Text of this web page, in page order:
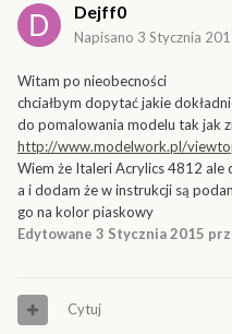
Dejff0
Napisano 3 Stycznia
Witam po nieobecności
chciałbym dopytać jakie
do pomalowania modelu tak jak
http://www.modelwork.pl/
Wiem że Italeri Acrylics 4812 ale
a i dodam że w instrukcji są
go na kolor piaskowy
Edytowane 3 Stycznia 2015
Cytuj